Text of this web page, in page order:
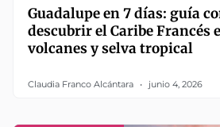
Guadalupe en 7 días: guía
descubrir el Caribe Francés
volcanes y selva tropical
Claudia Franco Alcántara junio 4, 2026